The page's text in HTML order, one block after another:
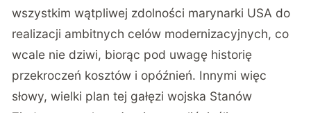
wszystkim wątpliwej zdolności marynarki USA do
realizacji ambitnych celów modernizacyjnych, co
wcale nie dziwi, biorąc pod uwagę historię
przekroczeń kosztów i opóźnień. Innymi więc
słowy, wielki plan tej gałęzi wojska Stanów